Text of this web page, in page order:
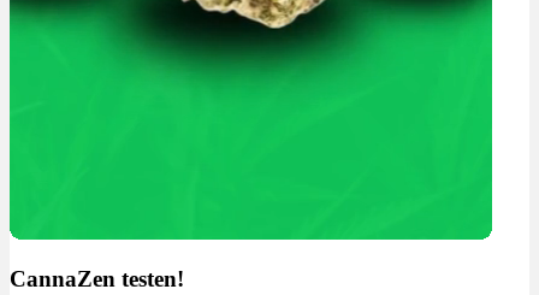
CannaZen testen!